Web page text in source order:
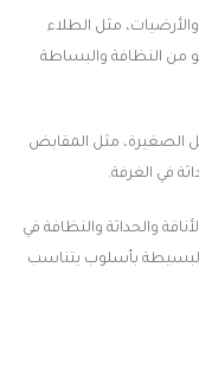
مثل الطلاء
من النظافة والبساطة
الصغيرة، مثل المقابض
في الغرفة.
والحداثة والنظافة في
بأسلوب يتناسب